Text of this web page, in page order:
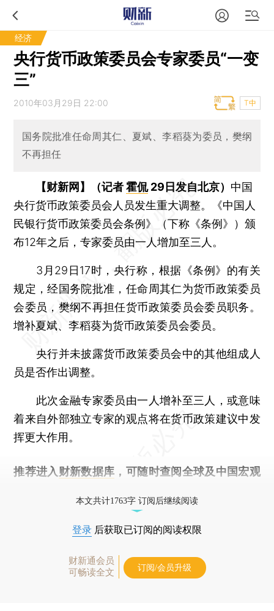
经济
央行货币政策委员会专家委员“一变
三”
2010年03月29日 22:00 T中
国务院批准任命周其仁、夏斌、李稻葵为委员，樊纲
不再担任
【财新网】（记者霍侃29日发自北京） 中国
央行货币政策委员会人员发生重大调整。《中国人
民银行货币政策委员会条例》（下称《条例》）颁
布12年之后，专家委员由一人增加至三人。
3月29日17时，央行称，根据《条例》的有关
规定，经国务院批准，任命周其仁为货币政策委员
会委员，樊纲不再担任货币政策委员会委员职务。
增补夏斌、李稻葵为货币政策委员会委员。
央行并未披露货币政策委员会中的其他组成人
员是否作出调整。
此次金融专家委员由一人增补至三人，或意味
着来自外部独立专家的观点将在货币政策建议中发
挥更大作用。
推荐进入 财新数据库 ，可随时查阅全球及中国宏观
本文共计1763字 订阅后继续阅读
登录 后获取已订阅的阅读权限
财新通会员
可畅读全文
订阅/会员升级